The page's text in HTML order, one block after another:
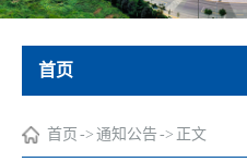
首页
首页 -> 通知公告 -> 正文